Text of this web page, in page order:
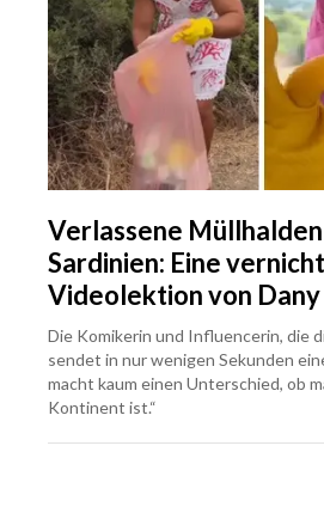
Verlassene
Sardinien: Eine
Videolektion von Dany
Die Komikerin und Influencerin, die
sendet in nur wenigen Sekunden
macht kaum einen Unterschied, ob
Kontinent ist.“